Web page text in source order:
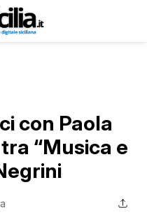
con Paola
“Musica e